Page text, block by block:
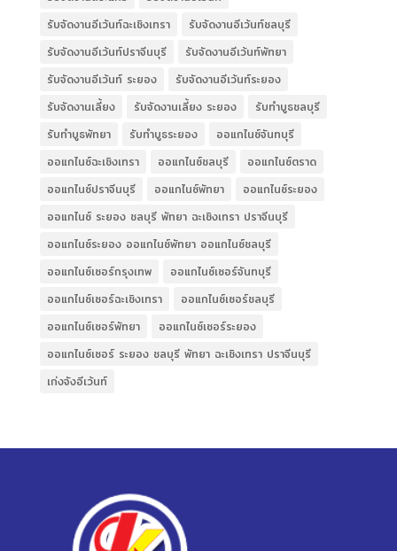
รับจัดงานอีเว้นท์ฉะเชิงเทรา
รับจัดงานอีเว้นท์ชลบุรี
รับจัดงานอีเว้นท์ปราจีนบุรี
รับจัดงานอีเว้นท์พัทยา
รับจัดงานอีเว้นท์ ระยอง
รับจัดงานอีเว้นท์ระยอง
รับจัดงานเลี้ยง
รับจัดงานเลี้ยง ระยอง
รับทำบูธชลบุรี
รับทำบูธพัทยา
รับทำบูธระยอง
ออแกไนซ์จันทบุรี
ออแกไนซ์ฉะเชิงเทรา
ออแกไนซ์ชลบุรี
ออแกไนซ์ตราด
ออแกไนซ์ปราจีนบุรี
ออแกไนซ์พัทยา
ออแกไนซ์ระยอง
ออแกไนซ์ ระยอง ชลบุรี พัทยา ฉะเชิงเทรา ปราจีนบุรี
ออแกไนซ์ระยอง ออแกไนซ์พัทยา ออแกไนซ์ชลบุรี
ออแกไนซ์เซอร์กรุงเทพ
ออแกไนซ์เซอร์จันทบุรี
ออแกไนซ์เซอร์ฉะเชิงเทรา
ออแกไนซ์เซอร์ชลบุรี
ออแกไนซ์เซอร์พัทยา
ออแกไนซ์เซอร์ระยอง
ออแกไนซ์เซอร์ ระยอง ชลบุรี พัทยา ฉะเชิงเทรา ปราจีนบุรี
เก่งจังอีเว้นท์